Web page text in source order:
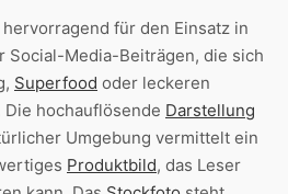
für den Einsatz in
Social-Media-Beiträgen, die sich
Superfood oder leckeren
hochauflösende Darstellung
Umgebung vermittelt ein
Produktbild, das Leser